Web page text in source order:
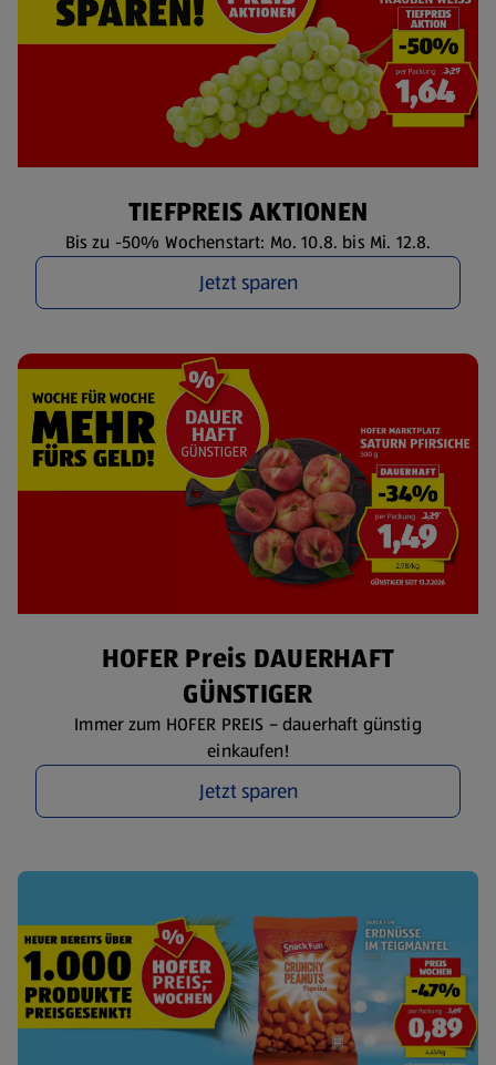
TIEFPREIS AKTIONEN
Bis zu -50% Wochenstart: Mo. 10.8. bis Mi. 12.8.
Jetzt sparen
HOFER Preis DAUERHAFT
GÜNSTIGER
Immer zum HOFER PREIS – dauerhaft günstig
einkaufen!
Jetzt sparen